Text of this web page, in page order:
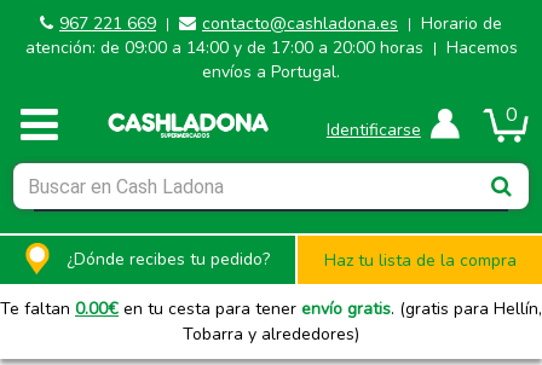
967 221 669 | contacto@cashladona.es | Horario de
atención: de 09:00 a 14:00 y de 17:00 a 20:00 horas
| Hacemos
envíos a Portugal.
0
Identificarse
¿Dónde recibes tu pedido? Haz tu lista de la compra
Te faltan 0.00€ en tu cesta para tener envío gratis. (gratis para Hellín,
Tobarra y alrededores)